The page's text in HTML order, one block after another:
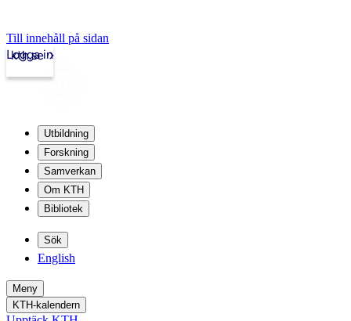
Till innehåll på sidan
kth.se
Logga in
Utbildning
Forskning
Samverkan
Om KTH
Bibliotek
Sök
English
Meny
KTH-kalendern